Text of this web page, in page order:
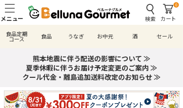
検索
0
カート
食品定期
コース 食品 うなぎ お中元 酒 セール
熊本地震に伴う配送の影響について ≫
夏季休暇に伴うお届け予定変更のご案内 ≫
クール代金・離島追加送料改定のお知らせ ≫